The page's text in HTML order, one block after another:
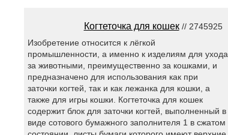
Когтеточка для кошек// 2745925
Изобретение относится к лёгкой
промышленности, а именно к изделиям для ухода
за животными, преимущественно за кошками, и
предназначено для использования как при
заточки когтей, так и как лежанка для кошки, а
также для игры кошки. Когтеточка для кошек
содержит блок для заточки когтей, выполненный в
виде сотового бумажного заполнителя 1 в сжатом